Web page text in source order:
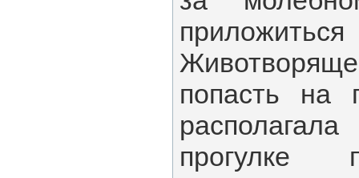
попасть на
прогулке